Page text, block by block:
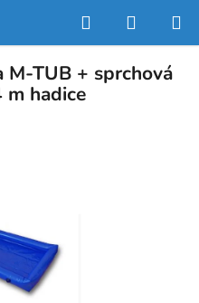
Hledat
KOŠÍK
M-TUB + sprchová
m hadice